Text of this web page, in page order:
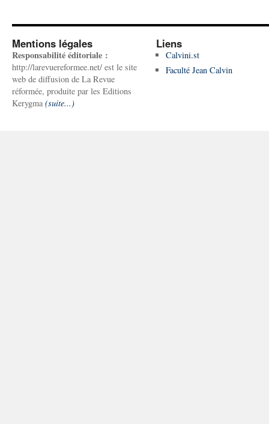
Mentions légales
Responsabilité éditoriale :
http://larevuereformee.net/ est le site
web de diffusion de La Revue
réformée, produite par les Editions
Kerygma (suite...)
Liens
Calvini.st
Faculté Jean Calvin